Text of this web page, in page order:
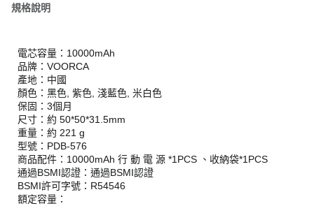
規格說明
電芯容量：10000mAh
品牌：VOORCA
產地：中國
顏色：黑色, 紫色, 淺藍色, 米白色
保固：3個月
尺寸：約 50*50*31.5mm
重量：約 221 g
型號：PDB-576
商品配件：10000mAh 行 動 電 源 *1PCS 、收納袋*1PCS
通過BSMI認證：通過BSMI認證
BSMI許可字號：R54546
額定容量：